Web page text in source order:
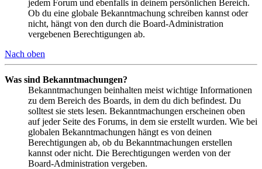
jedem Forum und ebenfalls in deinem persönlichen Bereich.
Ob du eine globale Bekanntmachung schreiben kannst oder
nicht, hängt von den durch die Board-Administration
vergebenen Berechtigungen ab.
Nach oben
Was sind Bekanntmachungen?
Bekanntmachungen beinhalten meist wichtige Informationen
zu dem Bereich des Boards, in dem du dich befindest. Du
solltest sie stets lesen. Bekanntmachungen erscheinen oben
auf jeder Seite des Forums, in dem sie erstellt wurden. Wie bei
globalen Bekanntmachungen hängt es von deinen
Berechtigungen ab, ob du Bekanntmachungen erstellen
kannst oder nicht. Die Berechtigungen werden von der
Board-Administration vergeben.